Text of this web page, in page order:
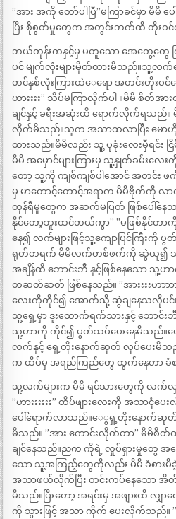
”အား အကို တော်ပါပြီ”မကြာခင်မှာ မိမိ
ပြီး စိုစွတ်မှုတွေက အတွင်းဘက်ထိ တိုးဝ
ဘယ်တုန်းကနှင့်မှ မတူသော အေတွေ့တွေ ကြ
ပင် မျက်လုံးများမှိတ်ထားမိသည်။သူ့လက်
တင်နှစ်လုံးကြားထဲေရော အတင်းတိုးဝင်န
ဟားးးး” သိပ်မကြာလိုက်ပါ ။မိမိ စိတ်အား
ချင်နှင့် ခရီးအဆုံးထိ ရောက်လိုက်ရသည်
လိုက်မိသည်။သူက အသာထလာပြီး မောဟို
ထားသည်။မိမိလည်း သူ့ ပုခုံးလေးမှီရင်း
မိမိ အမှောင်များကြားမှ သူ့နှုတ်ခမ်းလ
တော့ သူ့ကို ကျစ်ကျစ်ပါအောင် အတင်
မှ မာတောင့်တောင့်အရာက မိမိဗိုက်ကို
တုန်ရီမှုတွေက အဆက်မပြတ် ဖြစ်ပေါ်နေ
နိုင်တော့ဘူးထင်တယ်ကွာ” ”မဖြစ်နိုင်တ
နေ၍ လက်များဖြင့်သူ့ကျောပြင်ကြီးကို
ရုတ်တရက် မိမိလက်တစ်ဖက်ကို ဆွဲယူ၍ သူ့ဟ
အချိန်ထိ ဘောင်းဘီ နှင့်ဖြစ်နေသော သူ့ဟ
တဆတ်ဆတ် ဖြစ်နေသည်။ ”အားးးးဟာာာ
လေးကိုကိုင်၍ အောက်သို့ ဆွဲချနေသလိုပ
သူ့ရှေ့မှာ ဒူးထောက်ရက်သားနှင့် ဘောင်
သူ့ဟာကို ကိုင်၍ ပွတ်သပ်ပေးနေမိသည်။ပေ
လက်နှင့် ရှေ့တိုးနောက်ဆုတ် လုပ်ပေးမိသည်
က ထိပ်မှ အရည်ကြည်တွေ ထွက်နေတာ ခံစ
သူ့လက်များက မိမိ ရင်သားတွေကို လက်လှ
”ဟားးးးးး” ထိပ်ဖျားလေးကို အသာငုံ
ပေါ်ရောက်လာသည်။ေွရှ့တိုးနောက်ဆုတ်ကို ဖ
မိသည်။ ”အား ကောင်းလိုက်တာ” မိမိစိ
ချင်နေသည်။ညက ကိုရဲ့ လှုပ်ရှားမှုတွေ အ
သော သူ့အကြည့်တွေကိုလည်း မိမိ ခံစားမိ
အသာဖယ်လိုက်ပြီး တင်းကပ်နေသော
မိသည်။ပြီးတော့ အရင်းမှ အဖျားထိ လျှ
ကို သွားဖြင့် အသာ ကိုက် ပေးလိုက်သည်။